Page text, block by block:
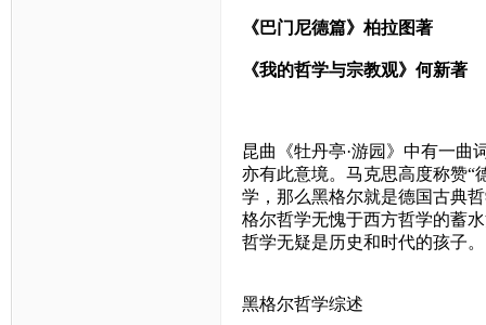
《巴门尼德篇》柏拉图著
《我的哲学与宗教观》何新著
昆曲《牡丹亭·游园》中有一曲
亦有此意境。马克思高度称赞“
学，那么黑格尔就是德国古典
格尔哲学无愧于西方哲学的蓄
哲学无疑是历史和时代的孩子。
黑格尔哲学综述